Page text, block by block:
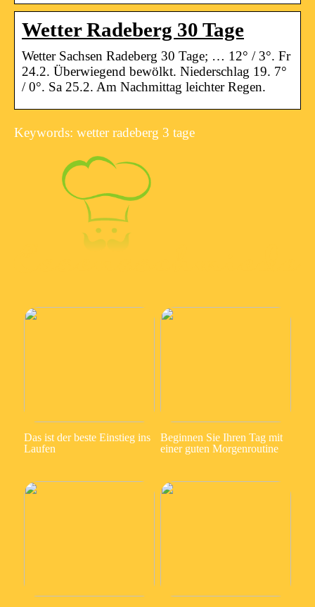
Wetter Radeberg 30 Tage
Wetter Sachsen Radeberg 30 Tage; … 12° / 3°. Fr
24.2. Überwiegend bewölkt. Niederschlag 19. 7°
/ 0°. Sa 25.2. Am Nachmittag leichter Regen.
Keywords: wetter radeberg 3 tage
Das ist der beste Einstieg ins
Laufen
Beginnen Sie Ihren Tag mit
einer guten Morgenroutine